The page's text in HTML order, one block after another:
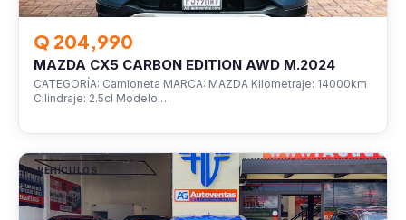
Q 204,990
MAZDA CX5 CARBON EDITION AWD M.2024
CATEGORÍA: Camioneta MARCA: MAZDA Kilometraje: 14000km
Cilindraje: 2.5cl Modelo:…
VEHÍCULOS